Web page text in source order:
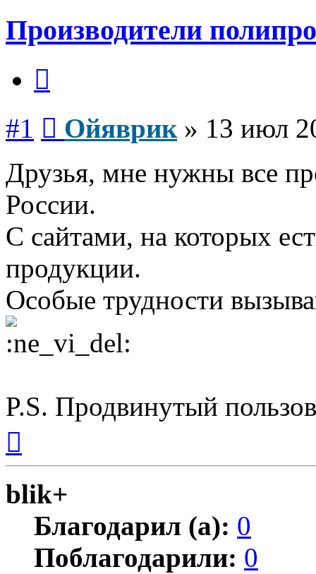
Производители
#1 Ойяврик» 13 июл
Друзья, мне нужны все
России.
С сайтами, на которых
продукции.
Особые трудности
P.S. Продвинутый
началу
blik+
Благодарил (а): 0
Поблагодарили: 0